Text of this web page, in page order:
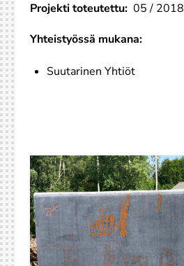
Projekti toteutettu: 05 / 2018
Yhteistyössä mukana:
Suutarinen Yhtiöt